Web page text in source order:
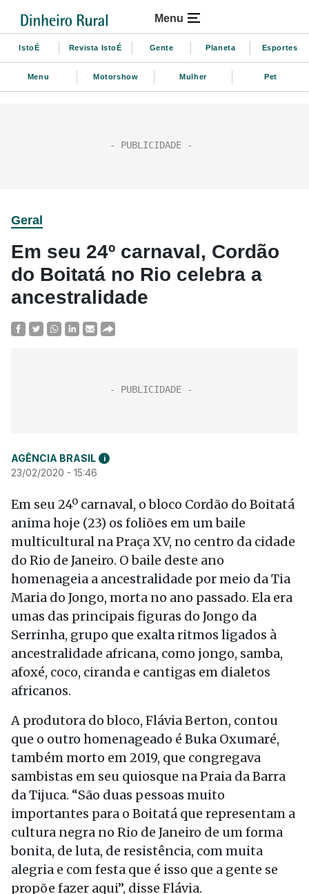
Menu
IstoÉ Revista IstoÉ Gente Planeta Esportes
Menu Motorshow Mulher Pet
Geral
Em seu 24º carnaval, Cordão
do Boitatá no Rio celebra a
ancestralidade
AGÊNCIA BRASIL i
23/02/2020 - 15:46
Em seu 24º carnaval, o bloco Cordão do Boitatá
anima hoje (23) os foliões em um baile
multicultural na Praça XV, no centro da cidade
do Rio de Janeiro. O baile deste ano
homenageia a ancestralidade por meio da Tia
Maria do Jongo, morta no ano passado. Ela era
umas das principais figuras do Jongo da
Serrinha, grupo que exalta ritmos ligados à
ancestralidade africana, como jongo, samba,
afoxé, coco, ciranda e cantigas em dialetos
africanos.
A produtora do bloco, Flávia Berton, contou
que o outro homenageado é Buka Oxumaré,
também morto em 2019, que congregava
sambistas em seu quiosque na Praia da Barra
da Tijuca. “São duas pessoas muito
importantes para o Boitatá que representam a
cultura negra no Rio de Janeiro de um forma
bonita, de luta, de resistência, com muita
alegria e com festa que é isso que a gente se
propõe fazer aqui”, disse Flávia.